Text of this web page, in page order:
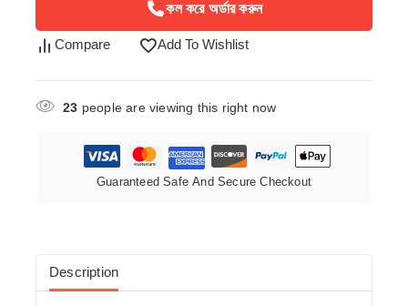
কল করে অর্ডার করুন
Compare Add To Wishlist
23 people are viewing this right now
Guaranteed Safe And Secure Checkout
Description